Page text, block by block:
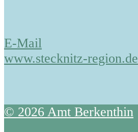
E-Mail
www.stecknitz-region.de
© 2026 Amt Berkenthin